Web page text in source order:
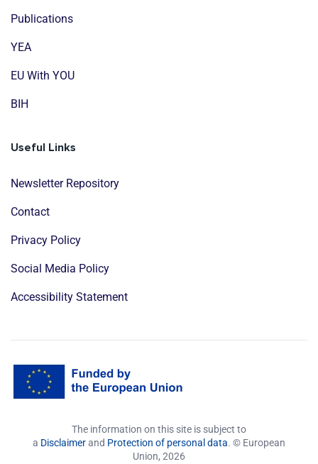
Publications
YEA
EU With YOU
BIH
Useful Links
Newsletter Repository
Contact
Privacy Policy
Social Media Policy
Accessibility Statement
The information on this site is subject to
a Disclaimerand Protection of personal data. © European
Union, 2026